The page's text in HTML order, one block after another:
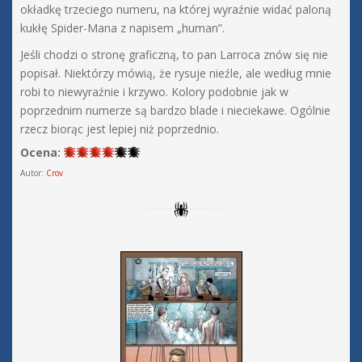
okładkę trzeciego numeru, na której wyraźnie widać paloną
kukłę Spider-Mana z napisem „human”.
Jeśli chodzi o stronę graficzną, to pan Larroca znów się nie
popisał. Niektórzy mówią, że rysuje nieźle, ale według mnie
robi to niewyraźnie i krzywo. Kolory podobnie jak w
poprzednim numerze są bardzo blade i nieciekawe. Ogólnie
rzecz biorąc jest lepiej niż poprzednio.
Ocena:
Autor: Crov